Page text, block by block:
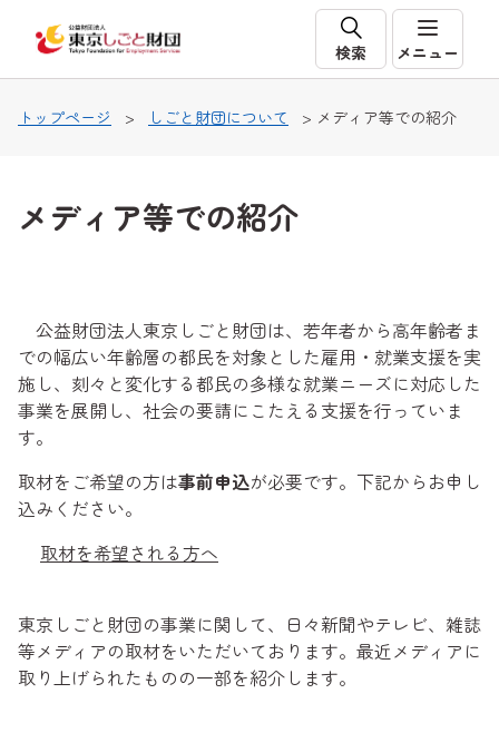
検索 メニュー
トップページ > しごと財団について > メディア等での紹介
メディア等での紹介
公益財団法人東京しごと財団は、若年者から高年齢者ま
での幅広い年齢層の都民を対象とした雇用・就業支援を実
施し、刻々と変化する都民の多様な就業ニーズに対応した
事業を展開し、社会の要請にこたえる支援を行っていま
す。
取材をご希望の方は事前申込が必要です。下記からお申し
込みください。
取材を希望される方へ
東京しごと財団の事業に関して、日々新聞やテレビ、雑誌
等メディアの取材をいただいております。最近メディアに
取り上げられたものの一部を紹介します。